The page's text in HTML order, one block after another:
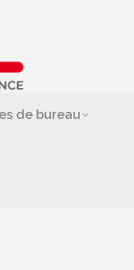
de bureau
bras